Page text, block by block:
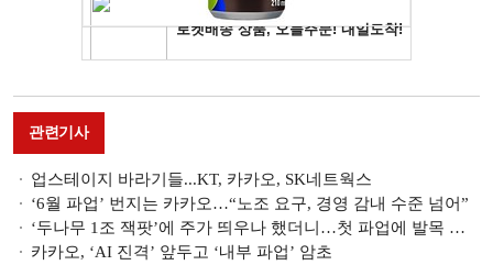
관련기사
업스테이지 바라기들...KT, 카카오, SK네트웍스
‘6월 파업’ 번지는 카카오…“노조 요구, 경영 감내 수준 넘어”
‘두나무 1조 잭팟’에 주가 띄우나 했더니…첫 파업에 발목 잡힌 카카오
카카오, ‘AI 진격’ 앞두고 ‘내부 파업’ 암초